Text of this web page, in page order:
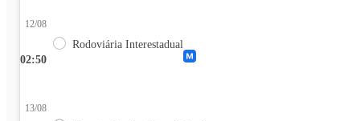
02:50
12/08
Rodoviária Interestadual
13/08